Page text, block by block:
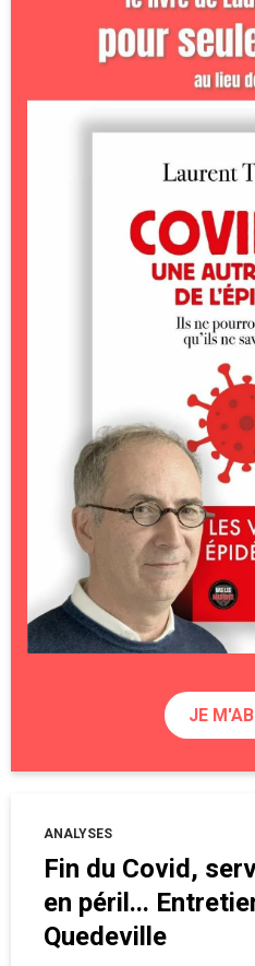
JE
ANALYSES
Fin du Covid,
en péril...
Quedeville